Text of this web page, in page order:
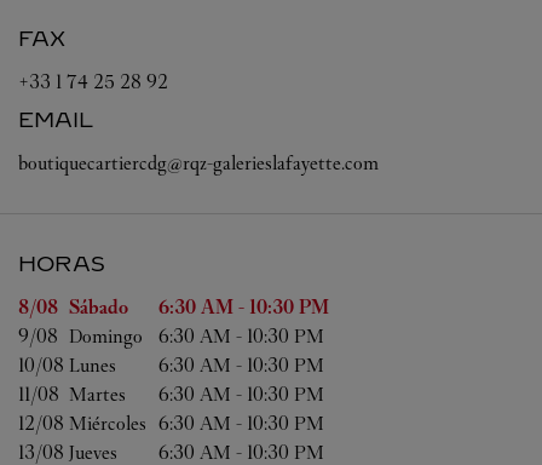
FAX
+33 1 74 25 28 92
EMAIL
boutiquecartiercdg@rqz-galerieslafayette.com
HORAS
Día de la semana Horas
8/08 Sábado 6:30 AM - 10:30 PM
9/08 Domingo 6:30 AM - 10:30 PM
10/08 Lunes 6:30 AM - 10:30 PM
11/08 Martes 6:30 AM - 10:30 PM
12/08 Miércoles 6:30 AM - 10:30 PM
13/08 Jueves 6:30 AM - 10:30 PM